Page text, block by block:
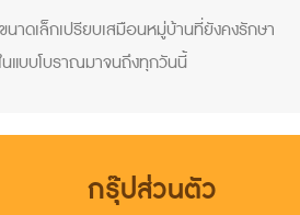
นาดเล็กเปรียบเสมือนหมู่บ้านที่ยังคงรักษา
นแบบโบราณมาจนถึงทุกวันนี้
กรุ๊ปส่วนตัว